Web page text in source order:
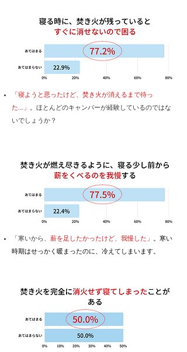
「寝ようと思ったけど、焚き火が消えるまで待っ
た...」
ほとんどのキャンパーが経験しているのではな
いでしょうか？
「​寒いから、 薪を足したかったけど、我慢した」
。寒い
時期はせっかく暖まったのに、冷えてしまいます。